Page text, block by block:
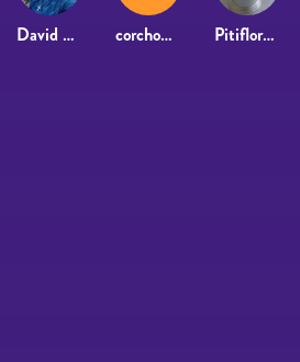
David Viera corchoman Pitifloro Jander Clander